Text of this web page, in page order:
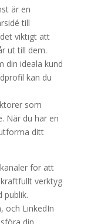
är en
till
viktigt att
ut till dem.
din ideala kund
kan du
som
När du har en
ditt
för att
verktyg
publik.
och LinkedIn